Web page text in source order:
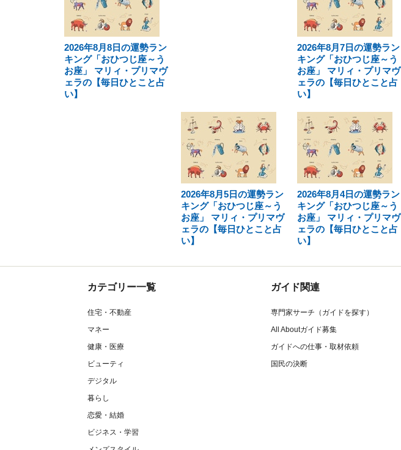
2026年8月8日の運勢ラン
キング「おひつじ座～う
お座」 マリィ・プリマヴ
ェラの【毎日ひとこと占
い】
2026年8月7日の運勢ラン
キング「おひつじ座～う
お座」 マリィ・プリマヴ
ェラの【毎日ひとこと占
い】
2026年8月5日の運勢ラン
キング「おひつじ座～う
お座」 マリィ・プリマヴ
ェラの【毎日ひとこと占
い】
2026年8月4日の運勢ラン
キング「おひつじ座～う
お座」 マリィ・プリマヴ
ェラの【毎日ひとこと占
い】
カテゴリー一覧
住宅・不動産
マネー
健康・医療
ビューティ
デジタル
暮らし
恋愛・結婚
ビジネス・学習
ガイド関連
専門家サーチ（ガイドを探す）
All Aboutガイド募集
ガイドへの仕事・取材依頼
国民の決断